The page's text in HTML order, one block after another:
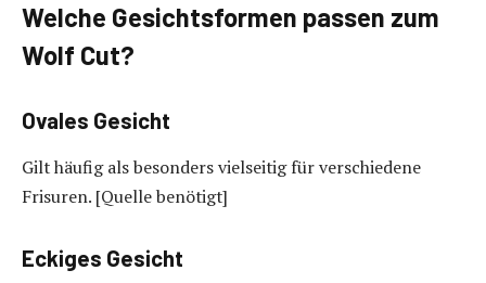
Welche Gesichtsformen passen zum
Wolf Cut?
Ovales Gesicht
Gilt häufig als besonders vielseitig für verschiedene
Frisuren. [Quelle benötigt]
Eckiges Gesicht